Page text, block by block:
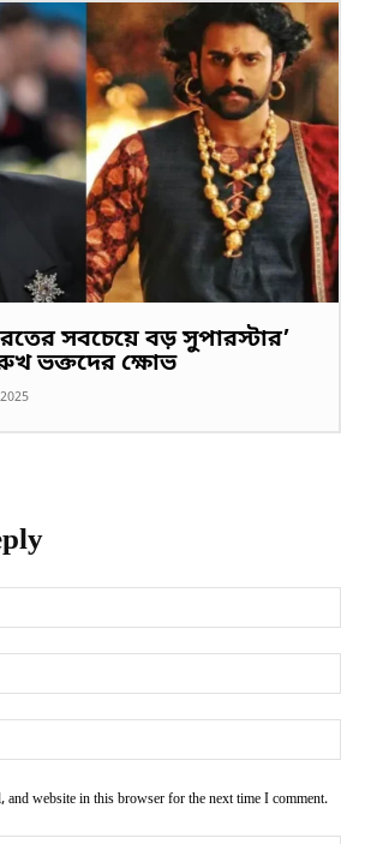
সবচেয়ে বড় সুপারস্টার’
ভক্তদের ক্ষোভ
and website in this browser for the next time I comment.